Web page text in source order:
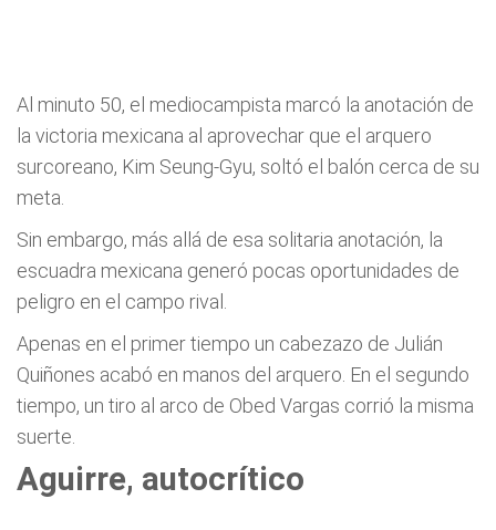
Al minuto 50, el mediocampista marcó la anotación de
la victoria mexicana al aprovechar que el arquero
surcoreano, Kim Seung-Gyu, soltó el balón cerca de su
meta.
Sin embargo, más allá de esa solitaria anotación, la
escuadra mexicana generó pocas oportunidades de
peligro en el campo rival.
Apenas en el primer tiempo un cabezazo de Julián
Quiñones acabó en manos del arquero. En el segundo
tiempo, un tiro al arco de Obed Vargas corrió la misma
suerte.
Aguirre, autocrítico